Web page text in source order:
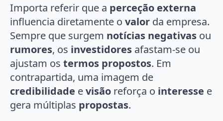
Importa referir que a perceção externa
influencia diretamente o valor da empresa.
Sempre que surgem notícias negativas ou
rumores, os investidores afastam-se ou
ajustam os termos propostos. Em
contrapartida, uma imagem de
credibilidade evisão reforça o interesse e
gera múltiplas propostas.